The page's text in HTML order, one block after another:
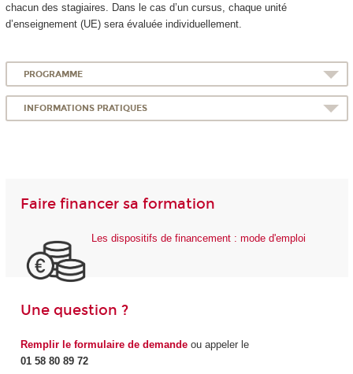
chacun des stagiaires. Dans le cas d’un cursus, chaque unité
d’enseignement (UE) sera évaluée individuellement.
PROGRAMME
INFORMATIONS PRATIQUES
Faire financer sa formation
Les dispositifs de financement : mode d'emploi
Une question ?
Remplir le formulaire de demandeou appeler le
01 58 80 89 72